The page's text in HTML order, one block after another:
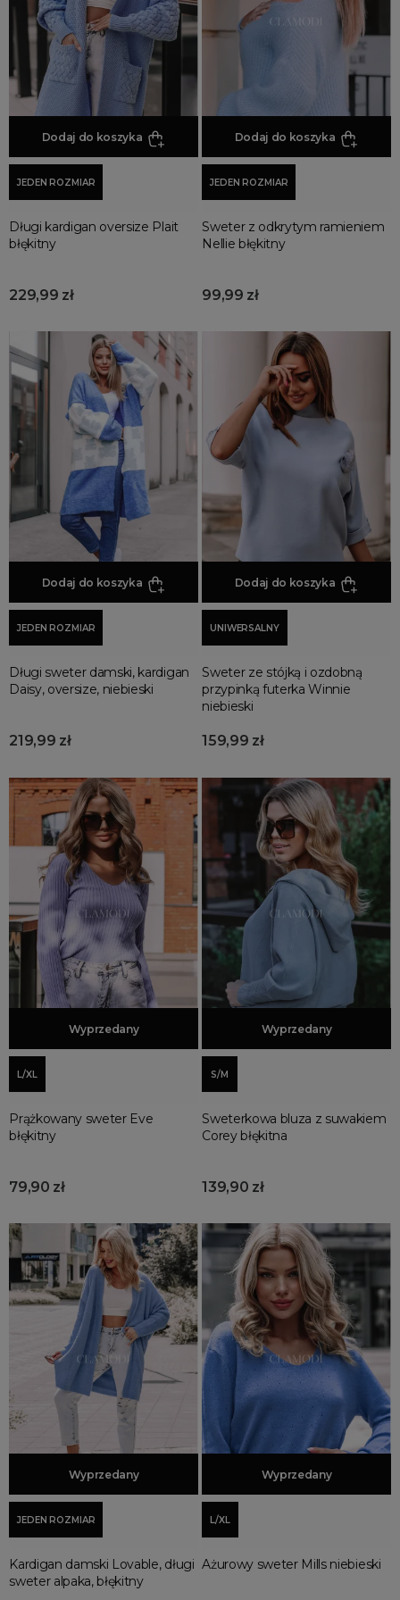
Promocja
Wyprzedaż
Summer sale
Bon podarunkowy
BACK TO SCHOOL
PREZENTY
ŚWIĘTA
PARTY
Najnowsze produkty
Spring sale
Złote produkty
Wiosenne Uroczystości
Letnie Uroczystości
Jesienne Uroczystości
Zimowe Uroczystości
HOT SALE
Produkty Tygodnia
Różowy Październik
Black Friday
Cyber Monday
Black Week
Wyprzedaż noworoczna
Dodaj do koszyka
JEDEN ROZMIAR
Długi kardigan oversize Plait
błękitny
229,99 zł
Dodaj do koszyka
JEDEN ROZMIAR
Sweter z odkrytym ramieniem
Nellie błękitny
99,99 zł
Dodaj do koszyka
JEDEN ROZMIAR
Długi sweter damski, kardigan
Daisy, oversize, niebieski
219,99 zł
Dodaj do koszyka
UNIWERSALNY
Sweter ze stójką i ozdobną
przypinką futerka Winnie
niebieski
159,99 zł
Dodaj do koszyka
Wyprzedany
L/XL
Prążkowany sweter Eve
błękitny
79,90 zł
Dodaj do koszyka
Wyprzedany
S/M
Sweterkowa bluza z suwakiem
Corey błękitna
139,90 zł
Dodaj do koszyka
Wyprzedany
JEDEN ROZMIAR
Kardigan damski Lovable, długi
sweter alpaka, błękitny
Dodaj do koszyka
Wyprzedany
L/XL
Ażurowy sweter Mills niebieski